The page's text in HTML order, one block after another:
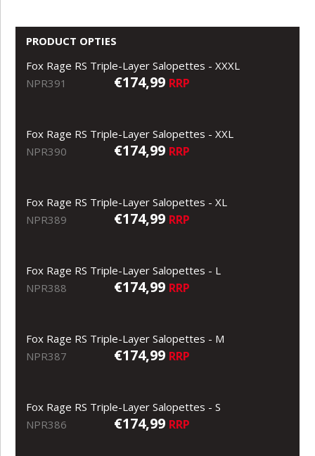
PRODUCT OPTIES
Fox Rage RS Triple-Layer Salopettes - XXXL
NPR391
€174,99 RRP
Fox Rage RS Triple-Layer Salopettes - XXL
NPR390
€174,99 RRP
Fox Rage RS Triple-Layer Salopettes - XL
NPR389
€174,99 RRP
Fox Rage RS Triple-Layer Salopettes - L
NPR388
€174,99 RRP
Fox Rage RS Triple-Layer Salopettes - M
NPR387
€174,99 RRP
Fox Rage RS Triple-Layer Salopettes - S
NPR386
€174,99 RRP